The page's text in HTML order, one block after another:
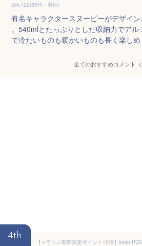
strv.122(50代・男性)
有名キャラクタースヌーピーがデザイ
。540mlとたっぷりとした収納力でア
で冷たいものも暖かいものも長く楽しめ
全てのおすすめコメント（
4th